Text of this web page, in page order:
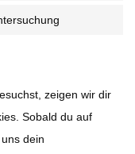
sonstiges
zeigen wir dir
Sobald du auf
dein